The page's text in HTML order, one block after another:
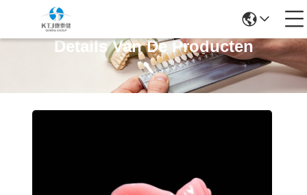
Details Van De Producten